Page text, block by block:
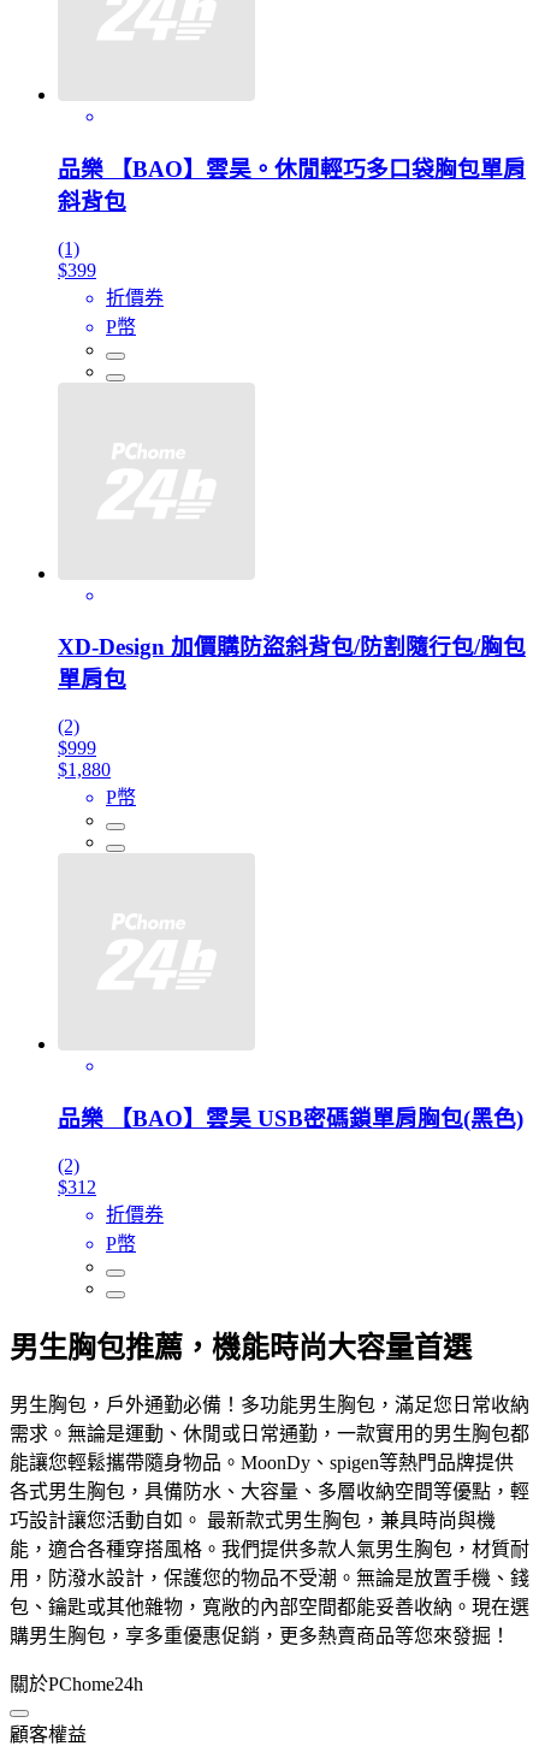
品樂 【BAO】雲昊。休閒輕巧多口袋胸包單肩
斜背包
(1)
$399
折價券
P幣
XD-Design 加價購防盜斜背包/防割隨行包/胸包
單肩包
(2)
$999
$1,880
P幣
品樂 【BAO】雲昊 USB密碼鎖單肩胸包(黑色)
(2)
$312
折價券
P幣
男生胸包推薦，機能時尚大容量首選
男生胸包，戶外通勤必備！多功能男生胸包，滿足您日常收納
需求。無論是運動、休閒或日常通勤，一款實用的男生胸包都
能讓您輕鬆攜帶隨身物品。MoonDy、spigen等熱門品牌提供
各式男生胸包，具備防水、大容量、多層收納空間等優點，輕
巧設計讓您活動自如。 最新款式男生胸包，兼具時尚與機
能，適合各種穿搭風格。我們提供多款人氣男生胸包，材質耐
用，防潑水設計，保護您的物品不受潮。無論是放置手機、錢
包、鑰匙或其他雜物，寬敞的內部空間都能妥善收納。現在選
購男生胸包，享多重優惠促銷，更多熱賣商品等您來發掘！
關於PChome24h
顧客權益